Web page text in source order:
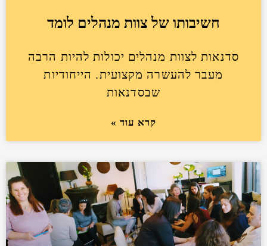
חשיבותו של צוות מנהלים לומד
סדנאות לצוות מנהלים יכולות להיות הרבה
מעבר להעשרה מקצועית. הייחודיות
שבסדנאות
קרא עוד »